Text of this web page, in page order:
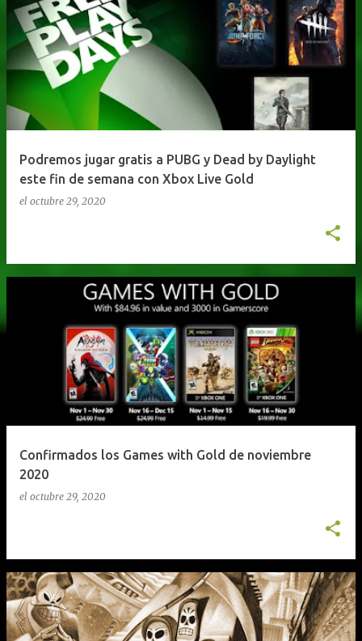
Podremos jugar gratis a PUBG y Dead by Daylight
este fin de semana con Xbox Live Gold
el octubre 29, 2020
Confirmados los Games with Gold de noviembre
2020
el octubre 29, 2020